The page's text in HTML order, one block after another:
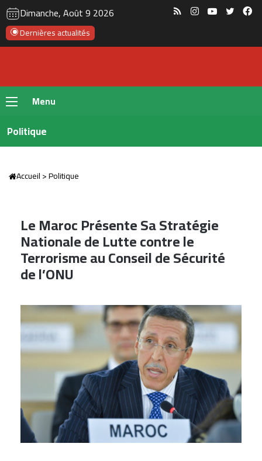
Dimanche, Août 9 2026 RSS InstagramYouTube
Dernières actualités
Menu
Politique
Accueil>Politique
Le Maroc Présente Sa Stratégie
Nationale de Lutte contre le
Terrorisme au Conseil de Sécurité
de l’ONU